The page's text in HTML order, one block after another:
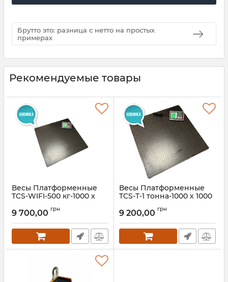
Брутто это: разница с нетто на простых
примерах
Рекомендуемые товары
Весы Платформенные
TCS-WIFI-500 кг-1000 х
Артикул: TCS-WIFI-500-1m
9 700,00 грн
Весы Платформенные
TCS-T-1 тонна-1000 х 1000
Артикул: TCS-T-1 тонна-1000 мм
9 200,00 грн